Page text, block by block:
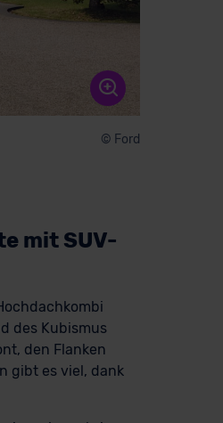
© Ford
mit SUV-
des Kubismus
den Flanken
gibt es viel, dank